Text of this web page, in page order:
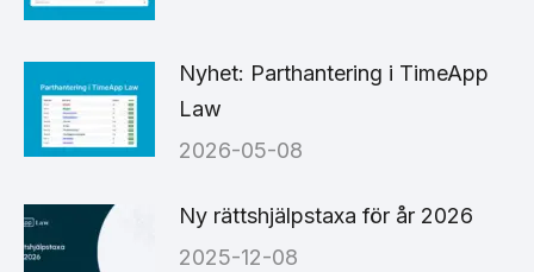
Nyhet: Parthantering i TimeApp
Law
2026-05-08
Ny rättshjälpstaxa för år 2026
2025-12-08